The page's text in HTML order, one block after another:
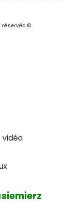
réservés ©
vidéo